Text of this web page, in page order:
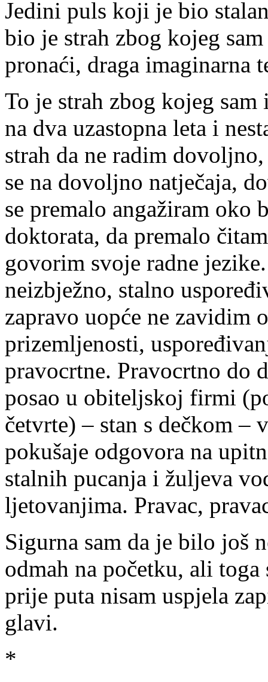
Jedini puls koji je bio
bio je strah zbog kojeg
pronaći, draga imaginarna
To je strah zbog kojeg
na dva uzastopna leta i
strah da ne radim
se na dovoljno natječaja,
se premalo angažiram
doktorata, da premalo
govorim svoje radne
neizbježno, stalno
zapravo uopće ne
prizemljenosti,
pravocrtne. Pravocrtno do
posao u obiteljskoj firmi
četvrte) – stan s dečkom –
pokušaje odgovora na
stalnih pucanja i žuljeva
ljetovanjima. Pravac,
Sigurna sam da je bilo još
odmah na početku, ali toga
prije puta nisam uspjela
glavi.
*